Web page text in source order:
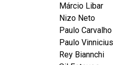
Márcio Libar
Nizo Neto
Paulo Carvalho
Paulo Vinnicius
Rey Biannchi